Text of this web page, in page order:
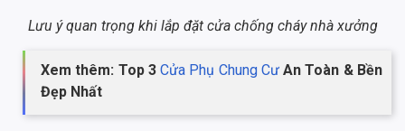
Lưu ý quan trọng khi lắp đặt cửa chống cháy nhà xưởng
Xem thêm: Top 3Cửa Phụ Chung CưAn Toàn & Bền
Đẹp Nhất